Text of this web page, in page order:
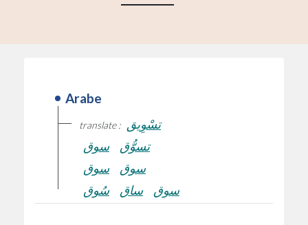
Arabe
translate : تسْوِيق
سوق
تسوُّق
سوق
سوق
سُوق
ساق سوق